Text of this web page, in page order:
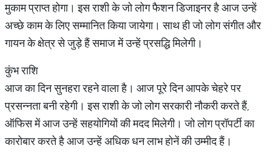
मुकाम प्राप्त होगा। इस राशी के जो लोग फैशन डिजाइनर है आज उन्हें
अच्छे काम के लिए सम्मानित किया जायेगा। साथ ही जो लोग संगीत और
गायन के क्षेत्र से जुड़े हैं समाज में उन्हें प्रसद्धि मिलेगी।
कुंभ राशि
आज का दिन सुनहरा रहने वाला है। आज पूरे दिन आपके चेहरे पर
प्रसन्नता बनी रहेगी। इस राशी के जो लोग सरकारी नौकरी करते हैं,
ऑफिस में आज उन्हें सहयोगियों की मदद मिलेगी। जो लोग प्रॉपर्टी का
कारोबार करते है आज उन्हें अधिक धन लाभ होनें की उम्मीद हैं।